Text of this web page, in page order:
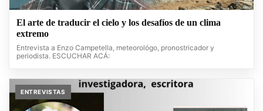
El arte de traducir el cielo y los desafíos de un clima
extremo
Entrevista a Enzo Campetella, meteorológo, pronostricador y
periodista. ESCUCHAR ACÁ:
ENTREVISTAS